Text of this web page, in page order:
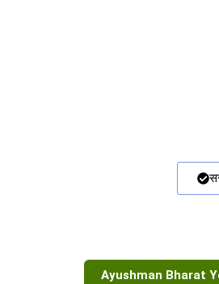
Ayushman Bharat